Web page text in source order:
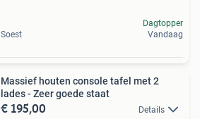
Soest
Dagtopper
Vandaag
Massief houten console tafel met 2
lades - Zeer goede staat
€ 195,00 Details